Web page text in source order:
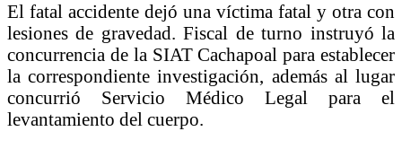
El fatal accidente dejó una víctima fatal y otra con
lesiones de gravedad. Fiscal de turno instruyó la
concurrencia de la SIAT Cachapoal para establecer
la correspondiente investigación, además al lugar
concurrió Servicio Médico Legal para el
levantamiento del cuerpo.